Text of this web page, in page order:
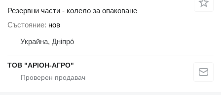
Резервни части - колело за опаковане
Състояние нов
Украйна, Дніпро́
ТОВ "АРІОН-АГРО"